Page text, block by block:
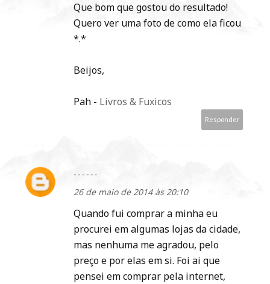
Que bom que gostou do resultado!
Quero ver uma foto de como ela ficou
*.*
Beijos,
Pah - Livros & Fuxicos
Responder
------
26 de maio de 2014 às 20:10
Quando fui comprar a minha eu
procurei em algumas lojas da cidade,
mas nenhuma me agradou, pelo
preço e por elas em si. Foi ai que
pensei em comprar pela internet,